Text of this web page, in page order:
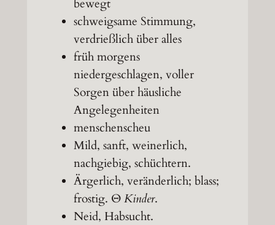
bewegt
schweigsame Stimmung,
verdrießlich über alles
früh morgens
niedergeschlagen, voller
Sorgen über häusliche
Angelegenheiten
menschenscheu
Mild, sanft, weinerlich,
nachgiebig, schüchtern.
Ärgerlich, veränderlich; blass;
frostig. ΘKinder.
Neid, Habsucht.